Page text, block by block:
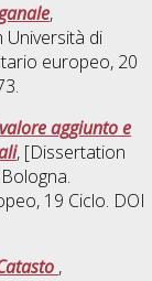
,
di
europeo, 20
aggiunto e
, [Dissertation
, 19 Ciclo. DOI
,